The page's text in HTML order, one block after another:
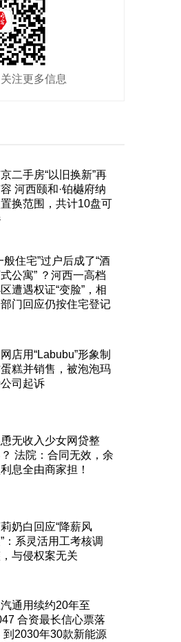
注更多信息
二手房“以旧换新”再
河西颐和·铂樾府纳
置换范围，共计10盘可
般住宅”过户后成了“酒
公寓” ？河西一高档
遭遇权证“变脸”，相
门回应仍按住宅登记
店用“Labubu”形象制
糕并销售，被泡泡玛
司起诉
无收入少女网贷整
法院：合同无效，余
息全由商家担！
奶白回应“降薪风
：系灵活用工考核调
与侵权案无关
汽通用续约20年至
合资最长信心票落
到2030年30款新能源